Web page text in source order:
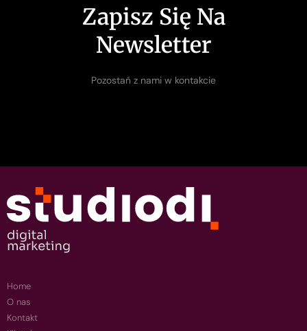
Zapisz Się Na
Newsletter
Pozostań z nami w kontakcie
Home
O nas
Kontakt